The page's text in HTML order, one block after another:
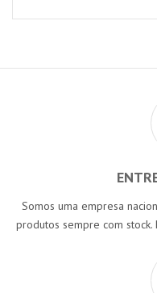
Somos uma empresa
produtos sempre com stock.